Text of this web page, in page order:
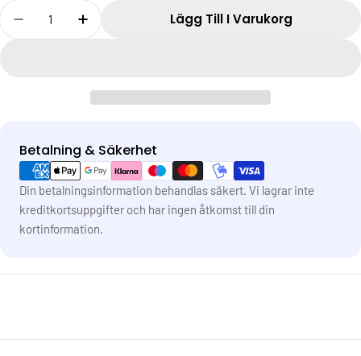
Antal
Lägg Till I Varukorg
Betalning & Säkerhet
Betalningsmetoder
Din betalningsinformation behandlas säkert. Vi lagrar inte
kreditkortsuppgifter och har ingen åtkomst till din
kortinformation.